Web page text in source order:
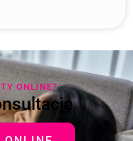
ONLINE?